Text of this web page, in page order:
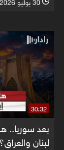
30:32
بعد سوريا..
لبنان والعراق؟